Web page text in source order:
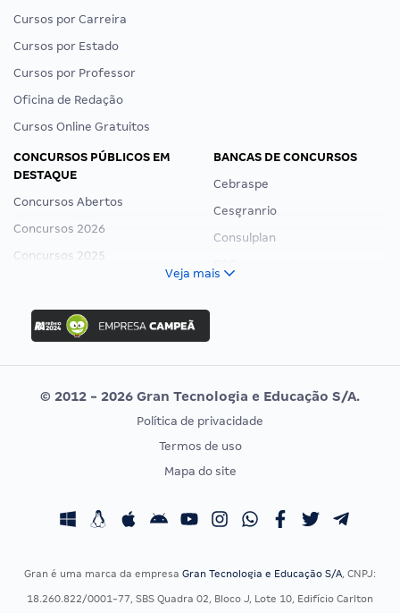
Cursos por Carreira
Cursos por Estado
Cursos por Professor
Oficina de Redação
Cursos Online Gratuitos
CONCURSOS PÚBLICOS EM
DESTAQUE
Concursos Abertos
Concursos 2026
Concursos 2025
Concurso Ibama
Concurso MPU
Editais publicados
BANCAS DE CONCURSOS
Cebraspe
Cesgranrio
Consulplan
Vunesp
CONCURSOS POR PROFISSÃO
Concursos Fiscais
EXAME DE ORDEM
Calendário OAB
Veja mais
© 2012 - 2026 Gran Tecnologia e Educação S/A.
Política de privacidade
Termos de uso
Mapa do site
Gran é uma marca da empresa Gran Tecnologia e Educação S/A, CNPJ:
18.260.822/0001-77, SBS Quadra 02, Bloco J, Lote 10, Edifício Carlton